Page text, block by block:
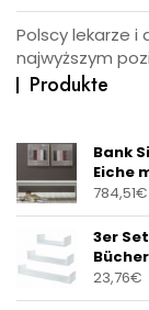
Polscy lekarze i
najwyższym
Produkte
Bank
Eiche
784,51€
3er
23,76€